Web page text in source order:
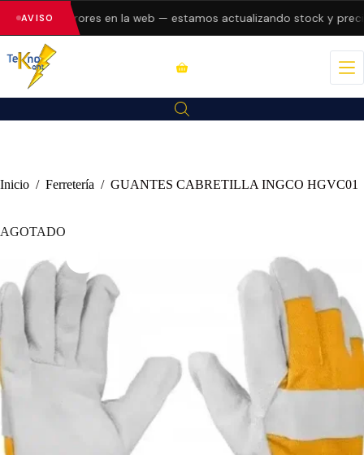
AVISO errores en la web — estamos actualizando stock y
Inicio / Ferretería / GUANTES CABRETILLA INGCO HGVC01
AGOTADO